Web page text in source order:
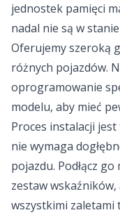
jednostek pamięci
nadal nie są w
Oferujemy szeroką
różnych pojazdów.
oprogramowanie
modelu, aby mieć
Proces instalacji
nie wymaga
pojazdu. Podłącz
zestaw wskaźników,
wszystkimi zaletami